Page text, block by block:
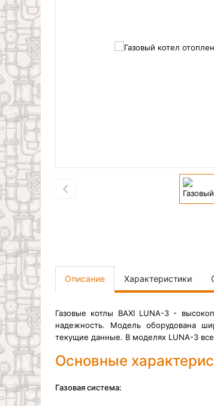
Описание Характеристики
Газовые котлы BAXI LUNA-3 -
надежность. Модель оборудована
текущие данные. В моделях LUNA-3
Основные
Газовая система: